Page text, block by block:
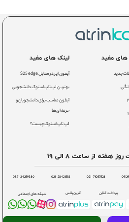
های مفید
جدید
لینک های مفید
آیفون ایر در مقابل S25 edge
بهترین لپ تاپ استوک دانشجویی
آیفون مناسب برای دانشجویان و
حرفه‌ای‌ها
لپ تاپ استوک چیست؟
هفته از ساعت 8 الی 19
021-71057528
021-28421592
087-34259380
پرداخت آنلاین آترین پلاس شبکه های اجتماعی